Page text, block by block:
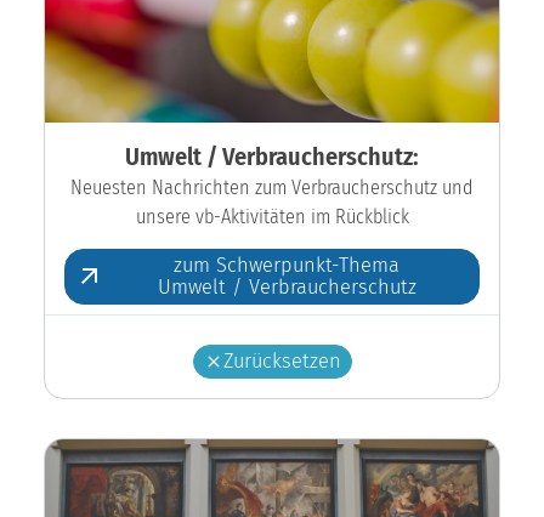
Umwelt / Verbraucherschutz:
Neuesten Nachrichten zum Verbraucherschutz und
unsere vb-Aktivitäten im Rückblick
zum Schwerpunkt-Thema
Umwelt / Verbraucherschutz
Zurücksetzen